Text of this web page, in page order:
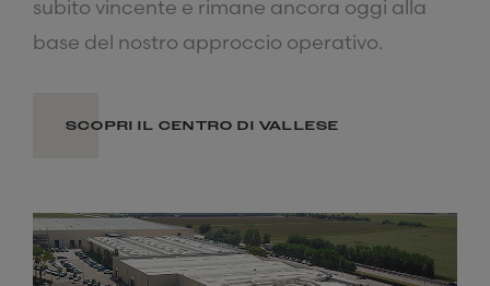
subito vincente e rimane ancora oggi alla
base del nostro approccio operativo.
SCOPRI IL CENTRO DI VALLESE